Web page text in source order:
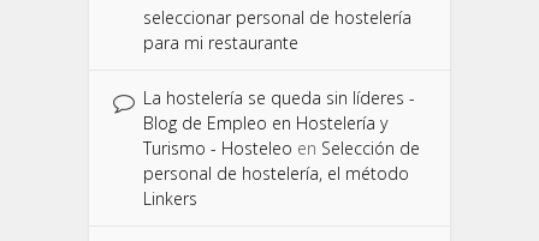
seleccionar personal de hostelería
para mi restaurante
La hostelería se queda sin líderes -
Blog de Empleo en Hostelería y
Turismo - Hosteleo en Selección de
personal de hostelería, el método
Linkers